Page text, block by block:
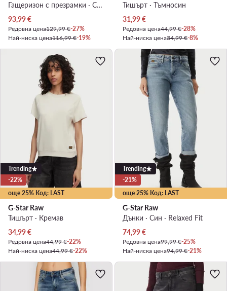
Гащеризон с презрамки · Син
Актуална цена
93,99€
Редовна цена129,99 €-27%
Най-ниска цена116,99 €-19%
Тишърт · Тъмносин
Актуална цена
31,99€
Редовна цена44,99 €-28%
Най-ниска цена34,99 €-8%
още 25% Код: LAST
Trending
-22%
G-Star Raw
Тишърт · Кремав
Актуална цена
34,99€
Редовна цена44,99 €-22%
Най-ниска цена44,99 €-22%
още 25% Код: LAST
Trending
-21%
G-Star Raw
Дънки · Син · Relaxed Fit
Актуална цена
74,99€
Редовна цена99,99 €-25%
Най-ниска цена94,99 €-21%